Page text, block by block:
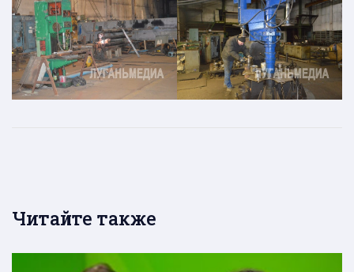
Читайте также